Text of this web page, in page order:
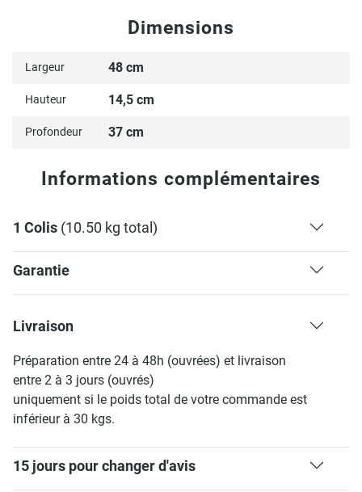
Dimensions
Largeur 48 cm
Hauteur 14,5 cm
Profondeur 37 cm
Informations complémentaires
1 Colis (10.50 kg total)
Garantie
Livraison
Préparation entre 24 à 48h (ouvrées) et livraison
entre 2 à 3 jours (ouvrés)
uniquement si le poids total de votre commande est
inférieur à 30 kgs.
15 jours pour changer d'avis